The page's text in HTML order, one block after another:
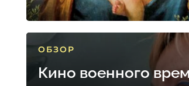
ОБЗОР
Кино военного